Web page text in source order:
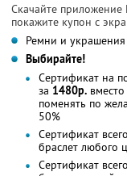
Скачайте
покажите купон с
Ремни и
Выбирайте!
Сертификат на
за 1480р. вместо
поменять по
50%
Cертификат
браслет любого
Сертификат